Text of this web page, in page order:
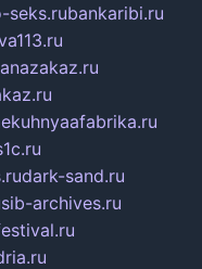
seks.rubankaribi.ru
dark-sand.ru
sib-archives.ru